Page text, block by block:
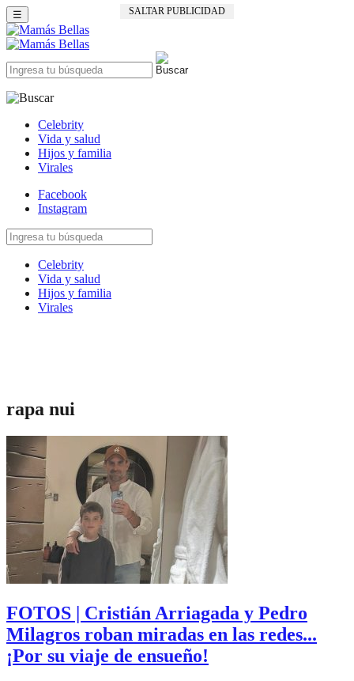
SALTAR PUBLICIDAD
☰
Celebrity
Vida y salud
Hijos y familia
Virales
Facebook
Instagram
Celebrity
Vida y salud
Hijos y familia
Virales
rapa nui
FOTOS | Cristián Arriagada y Pedro
Milagros roban miradas en las redes...
¡Por su viaje de ensueño!